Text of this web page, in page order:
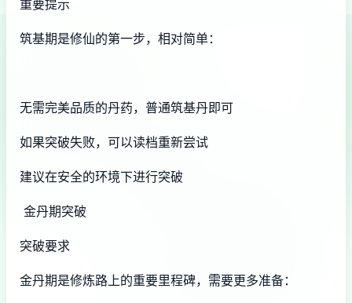
重要提示
筑基期是修仙的第一步，相对简单：
无需完美品质的丹药，普通筑基丹即可
如果突破失败，可以读档重新尝试
建议在安全的环境下进行突破
金丹期突破
突破要求
金丹期是修炼路上的重要里程碑，需要更多准备：